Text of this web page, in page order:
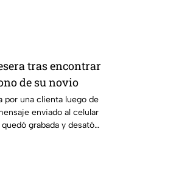
pierda color, forma y
tras encontrar
de su novio
por una clienta luego de
enviado al celular
grabada y desató
sociales.